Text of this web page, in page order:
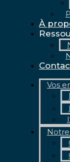
À
Vos